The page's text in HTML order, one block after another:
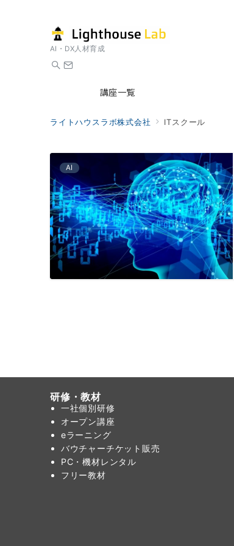
AI・DX人材育成
講座一覧
ライトハウスラボ株式会社 ITスクール
AI
研修・教材
一社個別研修
オープン講座
eラーニング
バウチャーチケット販売
PC・機材レンタル
フリー教材